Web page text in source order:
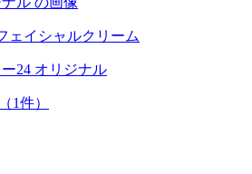
ェイシャルクリーム
24 オリジナル
（1件）